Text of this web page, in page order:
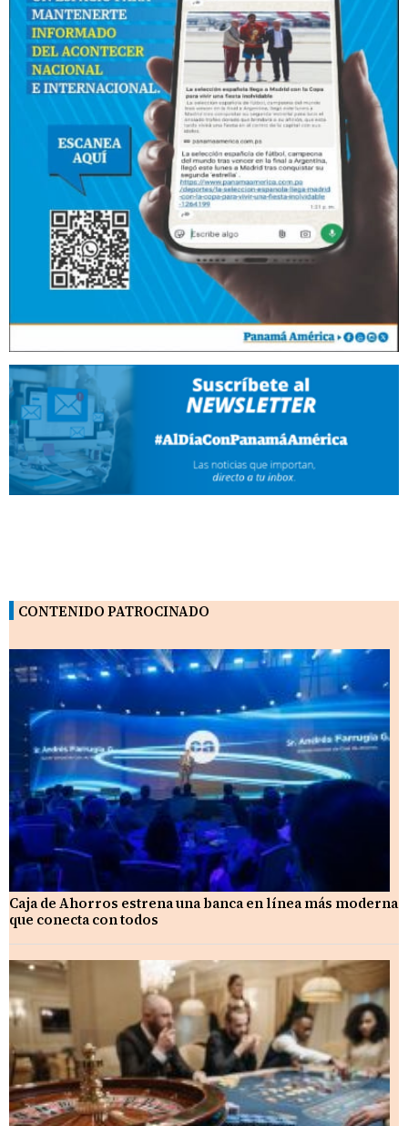
CONTENIDO PATROCINADO
Caja de Ahorros estrena una banca en línea más moderna
que conecta con todos